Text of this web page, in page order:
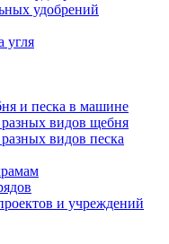
удобрений
угля
и песка в машине
видов щебня
видов песка
и учреждений